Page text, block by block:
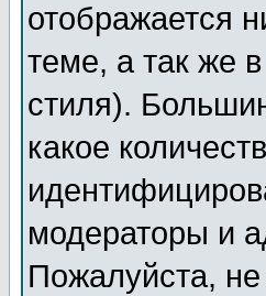
отображается
теме, а так же
стиля).
какое
модераторы и
Пожалуйста,